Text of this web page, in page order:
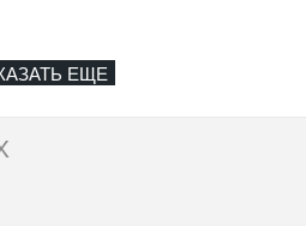
ЕЩЕ